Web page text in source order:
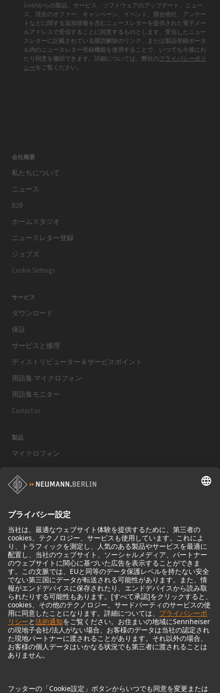
GmbHからの製品、サービス、ソフトウェアのアップデート、ニュー
ス、現在のオファー、キャンペーン、イベント、競合他社、アンケー
トなどに関する追加情報を含むニュースレターを提供された電子メー
ルアドレスで受信することに同意するものとします。受信したニュー
スレターに記載されている購読解除のリンク、または製品登録ポータ
ル内のニュースレター登録機能を使用することで、いつでも今後にわ
たり同意を撤回できます。詳細については、弊社のプライバシーポリ
シー をご覧ください。
会社概要
私たちについて
ニュース
B2B
ホームスタジオ
ニュースレター登録
ジョブズ
Cookie Settings
サービス
ダウンロード
保証
サービスと修理
ディストリビューター＆サービスポイント
用語集 マイクロフォン
用語集モニター
Contact us
製品
マイクロフォン
モニター
ヘッドフォン
歴史的なマイクロフォン
Audio Interface
Imprint